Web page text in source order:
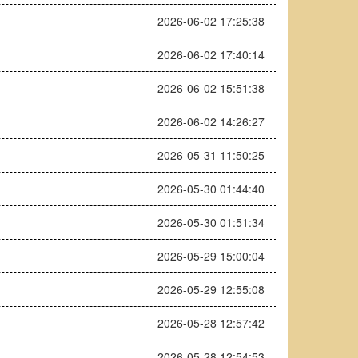
2026-06-02 17:25:38
2026-06-02 17:40:14
2026-06-02 15:51:38
2026-06-02 14:26:27
2026-05-31 11:50:25
2026-05-30 01:44:40
2026-05-30 01:51:34
2026-05-29 15:00:04
2026-05-29 12:55:08
2026-05-28 12:57:42